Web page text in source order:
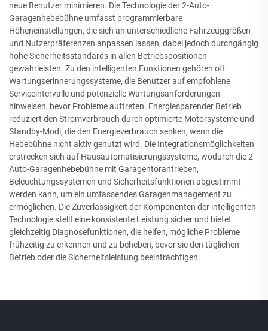
neue Benutzer minimieren. Die Technologie der 2-Auto-
Garagenhebebühne umfasst programmierbare
Höheneinstellungen, die sich an unterschiedliche Fahrzeuggrößen
und Nutzerpräferenzen anpassen lassen, dabei jedoch durchgängig
hohe Sicherheitsstandards in allen Betriebspositionen
gewährleisten. Zu den intelligenten Funktionen gehören oft
Wartungserinnerungssysteme, die Benutzer auf empfohlene
Serviceintervalle und potenzielle Wartungsanforderungen
hinweisen, bevor Probleme auftreten. Energiesparender Betrieb
reduziert den Stromverbrauch durch optimierte Motorsysteme und
Standby-Modi, die den Energieverbrauch senken, wenn die
Hebebühne nicht aktiv genutzt wird. Die Integrationsmöglichkeiten
erstrecken sich auf Hausautomatisierungssysteme, wodurch die 2-
Auto-Garagenhebebühne mit Garagentorantrieben,
Beleuchtungssystemen und Sicherheitsfunktionen abgestimmt
werden kann, um ein umfassendes Garagenmanagement zu
ermöglichen. Die Zuverlässigkeit der Komponenten der intelligenten
Technologie stellt eine konsistente Leistung sicher und bietet
gleichzeitig Diagnosefunktionen, die helfen, mögliche Probleme
frühzeitig zu erkennen und zu beheben, bevor sie den täglichen
Betrieb oder die Sicherheitsleistung beeinträchtigen.